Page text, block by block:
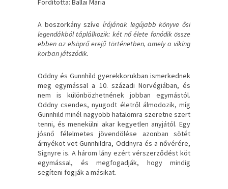
Fordította: Ballai Mária
A ​boszorkány szíve írójának legújabb könyve ősi
legendákból táplálkozik: két nő élete fonódik össze
ebben az elsöprő erejű történetben, amely a viking
korban játszódik.
Oddny és Gunnhild gyerekkorukban ismerkednek
meg egymással a 10. századi Norvégiában, és
nem is különbözhetnének jobban egymástól.
Oddny csendes, nyugodt életről álmodozik, míg
Gunnhild minél nagyobb hatalomra szeretne szert
tenni, és menekülni akar kegyetlen anyjától. Egy
jósnő félelmetes jövendölése azonban sötét
árnyékot vet Gunnhildra, Oddnyra és a nővérére,
Signyre is. A három lány ezért vérszerződést köt
egymással, és megfogadják, hogy mindig
segíteni fogják a másikat.